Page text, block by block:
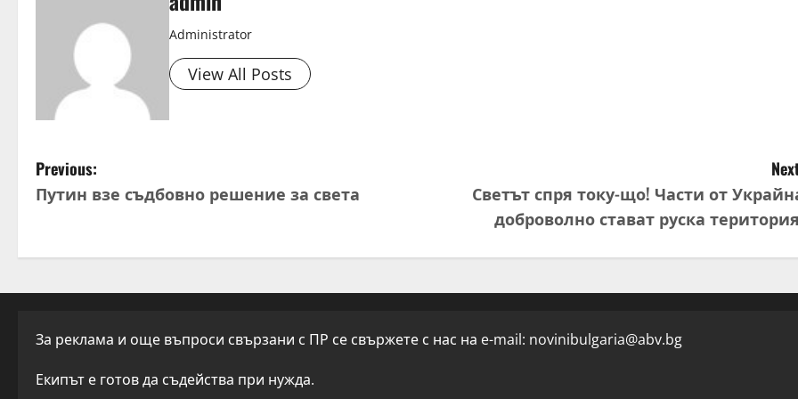
Administrator
View All Posts
P
o
s
t
n
Previous:
Путин взе съдбовно решение за света
Светът спря току-що! Части от
доброволно стават руска
За реклама и още въпроси свързани с ПР се свържете с нас на e-mail: novinibulgaria@abv.bg
Екипът е готов да съдейства при нужда.